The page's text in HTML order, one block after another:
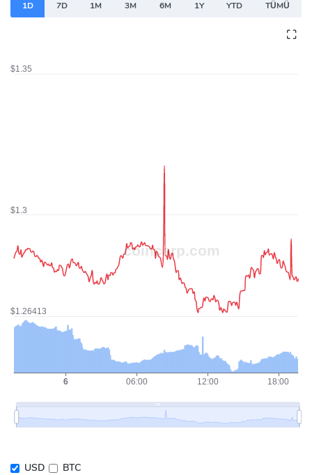
1D 7D 1M 3M 6M 1Y YTD TÜMÜ
USD BTC